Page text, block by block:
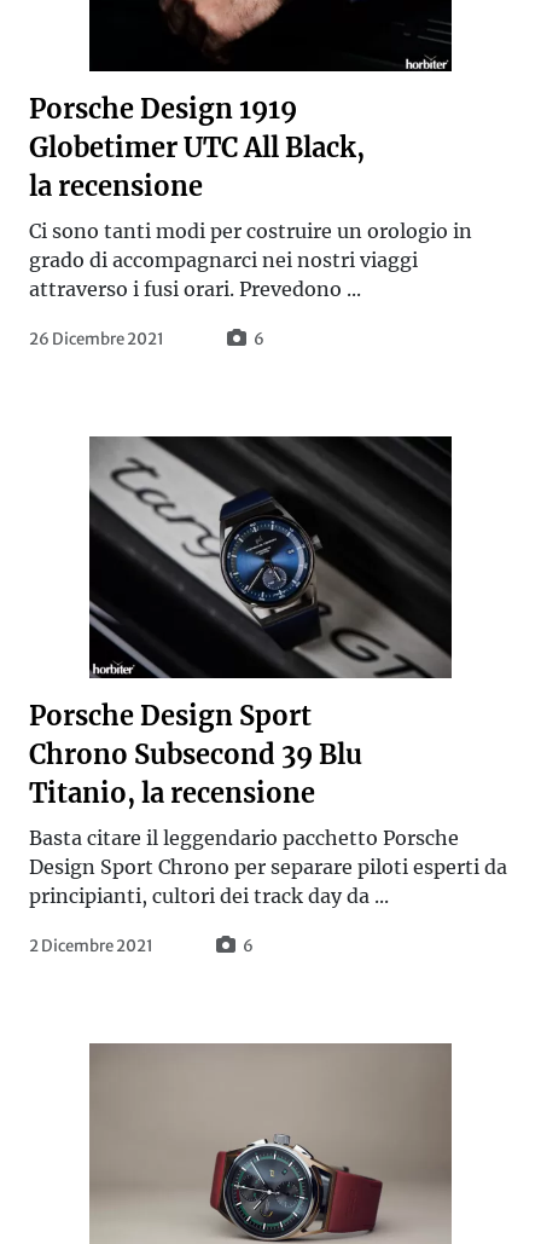
Porsche Design 1919
Globetimer UTC All Black,
la recensione
Ci sono tanti modi per costruire un orologio in
grado di accompagnarci nei nostri viaggi
attraverso i fusi orari. Prevedono ...
26 Dicembre 2021 6
Porsche Design Sport
Chrono Subsecond 39 Blu
Titanio, la recensione
Basta citare il leggendario pacchetto Porsche
Design Sport Chrono per separare piloti esperti da
principianti, cultori dei track day da ...
2 Dicembre 2021 6